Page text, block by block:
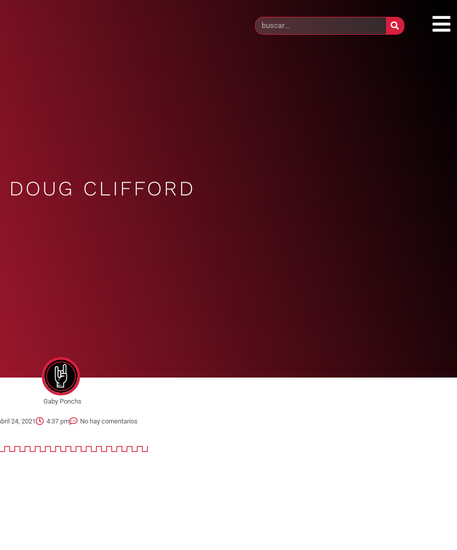
DOUG CLIFFORD
Gaby Ponchs
24, 2021 4:37 pm No hay comentarios